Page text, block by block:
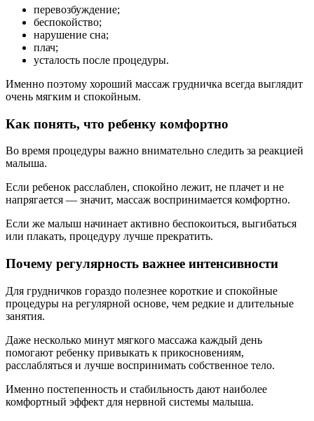
перевозбуждение;
беспокойство;
нарушение сна;
плач;
усталость после процедуры.
Именно поэтому хороший массаж грудничка всегда выглядит
очень мягким и спокойным.
Как понять, что ребенку комфортно
Во время процедуры важно внимательно следить за реакцией
малыша.
Если ребенок расслаблен, спокойно лежит, не плачет и не
напрягается — значит, массаж воспринимается комфортно.
Если же малыш начинает активно беспокоиться, выгибаться
или плакать, процедуру лучше прекратить.
Почему регулярность важнее интенсивности
Для грудничков гораздо полезнее короткие и спокойные
процедуры на регулярной основе, чем редкие и длительные
занятия.
Даже несколько минут мягкого массажа каждый день
помогают ребенку привыкать к прикосновениям,
расслабляться и лучше воспринимать собственное тело.
Именно постепенность и стабильность дают наиболее
комфортный эффект для нервной системы малыша.